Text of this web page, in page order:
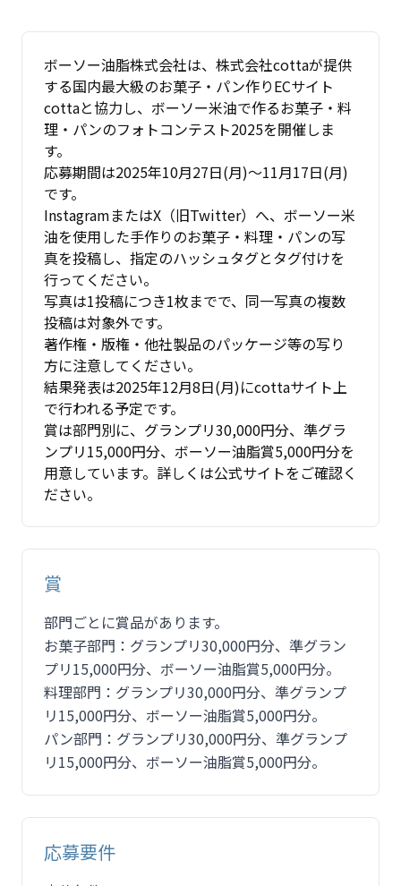
ボーソー油脂株式会社は、株式会社cottaが提供
する国内最大級のお菓子・パン作りECサイト
cottaと協力し、ボーソー米油で作るお菓子・料
理・パンのフォトコンテスト2025を開催しま
す。
応募期間は2025年10月27日(月)～11月17日(月)
です。
InstagramまたはX（旧Twitter）へ、ボーソー米
油を使用した手作りのお菓子・料理・パンの写
真を投稿し、指定のハッシュタグとタグ付けを
行ってください。
写真は1投稿につき1枚までで、同一写真の複数
投稿は対象外です。
著作権・版権・他社製品のパッケージ等の写り
方に注意してください。
結果発表は2025年12月8日(月)にcottaサイト上
で行われる予定です。
賞は部門別に、グランプリ30,000円分、準グラ
ンプリ15,000円分、ボーソー油脂賞5,000円分を
用意しています。詳しくは公式サイトをご確認く
ださい。
賞
部門ごとに賞品があります。
お菓子部門：グランプリ30,000円分、準グラン
プリ15,000円分、ボーソー油脂賞5,000円分。
料理部門：グランプリ30,000円分、準グランプ
リ15,000円分、ボーソー油脂賞5,000円分。
パン部門：グランプリ30,000円分、準グランプ
リ15,000円分、ボーソー油脂賞5,000円分。
応募要件